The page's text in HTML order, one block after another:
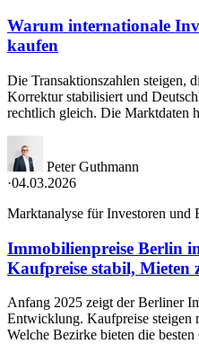
Warum internationale
kaufen
Die Transaktionszahlen steigen,
Korrektur stabilisiert und
rechtlich gleich. Die Marktdaten
Peter Guthmann
·04.03.2026
Marktanalyse für Investoren und
Immobilienpreise Berlin
Kaufpreise stabil, Mieten
Anfang 2025 zeigt der Berliner
Entwicklung. Kaufpreise steigen
Welche Bezirke bieten die besten